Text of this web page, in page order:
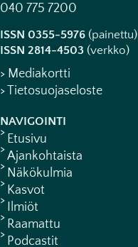
040 775 7200
ISSN 0355-5976 (painettu)
ISSN 2814-4503 (verkko)
> Mediakortti
> Tietosuojaseloste
NAVIGOINTI
Etusivu
Ajankohtaista
Näkökulmia
Kasvot
Ilmiöt
Raamattu
Podcastit